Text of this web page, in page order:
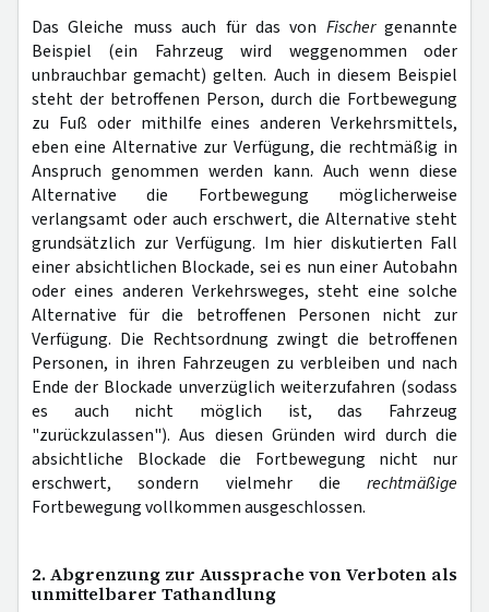
Das Gleiche muss auch für das von Fischergenannte
Beispiel (ein Fahrzeug wird weggenommen oder
unbrauchbar gemacht) gelten. Auch in diesem Beispiel
steht der betroffenen Person, durch die Fortbewegung
zu Fuß oder mithilfe eines anderen Verkehrsmittels,
eben eine Alternative zur Verfügung, die rechtmäßig in
Anspruch genommen werden kann. Auch wenn diese
Alternative die Fortbewegung möglicherweise
verlangsamt oder auch erschwert, die Alternative steht
grundsätzlich zur Verfügung. Im hier diskutierten Fall
einer absichtlichen Blockade, sei es nun einer Autobahn
oder eines anderen Verkehrsweges, steht eine solche
Alternative für die betroffenen Personen nicht zur
Verfügung. Die Rechtsordnung zwingt die betroffenen
Personen, in ihren Fahrzeugen zu verbleiben und nach
Ende der Blockade unverzüglich weiterzufahren (sodass
es auch nicht möglich ist, das Fahrzeug
"zurückzulassen"). Aus diesen Gründen wird durch die
absichtliche Blockade die Fortbewegung nicht nur
erschwert, sondern vielmehr die rechtmäßige
Fortbewegung vollkommen ausgeschlossen.
2. Abgrenzung zur Aussprache von Verboten als
unmittelbarer Tathandlung